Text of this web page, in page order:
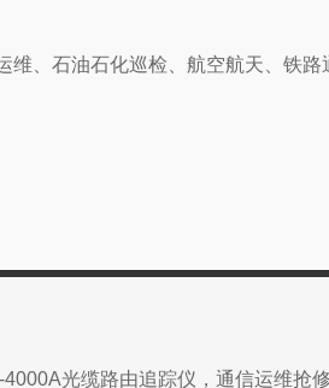
维、石油石化巡检、航空航天、铁